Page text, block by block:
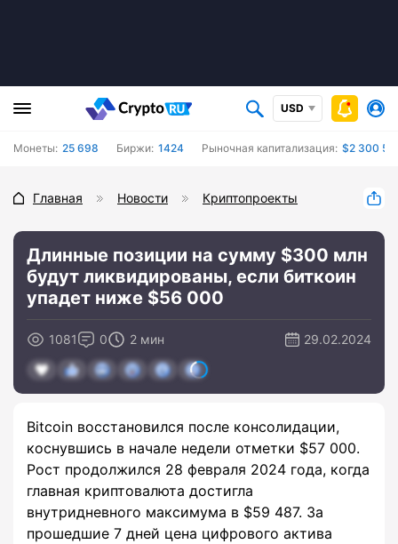
USD
Монеты: 25 698 Биржи: 1424 Рыночная капитализация: $2 300
Главная Новости Криптопроекты
Длинные позиции на сумму $300 млн
будут ликвидированы, если биткоин
упадет ниже $56 000
1081 0 2 мин 29.02.2024
Bitcoin восстановился после консолидации,
коснувшись в начале недели отметки $57 000.
Рост продолжился 28 февраля 2024 года, когда
главная криптовалюта достигла
внутридневного максимума в $59 487. За
прошедшие 7 дней цена цифрового актива